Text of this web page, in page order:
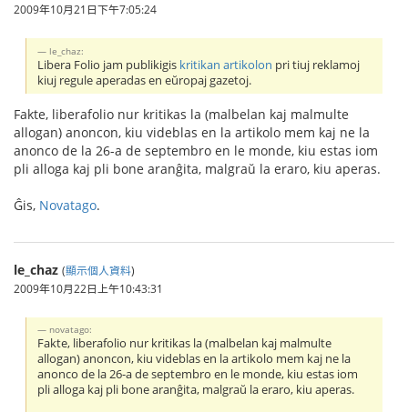
2009年10月21日下午7:05:24
le_chaz:
Libera Folio jam publikigis kritikan artikolon pri tiuj reklamoj
kiuj regule aperadas en eŭropaj gazetoj.
Fakte, liberafolio nur kritikas la (malbelan kaj malmulte
allogan) anoncon, kiu videblas en la artikolo mem kaj ne la
anonco de la 26-a de septembro en le monde, kiu estas iom
pli alloga kaj pli bone aranĝita, malgraŭ la eraro, kiu aperas.
Ĝis, Novatago.
le_chaz (顯示個人資料)
2009年10月22日上午10:43:31
novatago:
Fakte, liberafolio nur kritikas la (malbelan kaj malmulte
allogan) anoncon, kiu videblas en la artikolo mem kaj ne la
anonco de la 26-a de septembro en le monde, kiu estas iom
pli alloga kaj pli bone aranĝita, malgraŭ la eraro, kiu aperas.